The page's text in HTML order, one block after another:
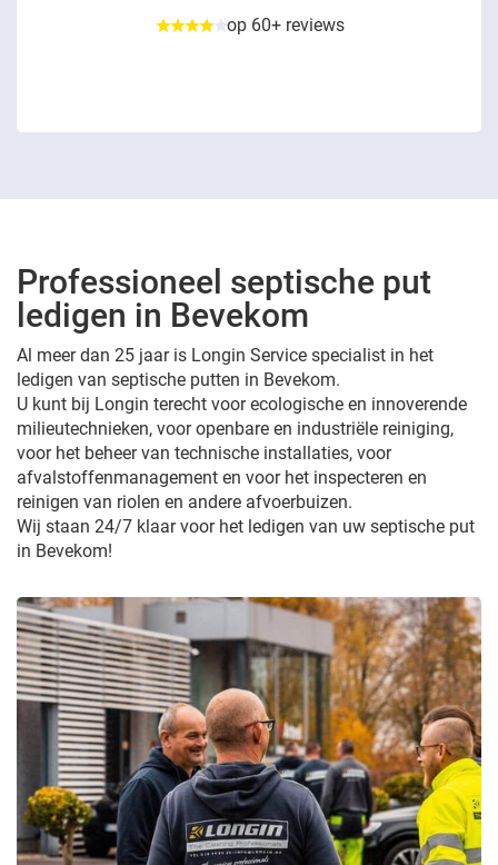
op 60+ reviews
Professioneel septische put
ledigen in Bevekom
Al meer dan 25 jaar is Longin Service specialist in het
ledigen van septische putten in Bevekom.
U kunt bij Longin terecht voor ecologische en innoverende
milieutechnieken, voor openbare en industriële reiniging,
voor het beheer van technische installaties, voor
afvalstoffenmanagement en voor het inspecteren en
reinigen van riolen en andere afvoerbuizen.
Wij staan 24/7 klaar voor het ledigen van uw septische put
in Bevekom!